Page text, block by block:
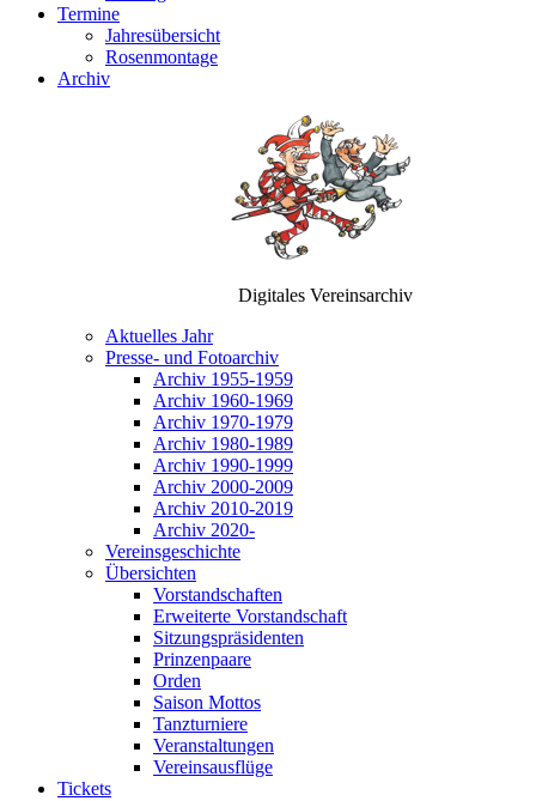
Termine
Jahresübersicht
Rosenmontage
Archiv
Digitales Vereinsarchiv
Aktuelles Jahr
Presse- und Fotoarchiv
Archiv 1955-1959
Archiv 1960-1969
Archiv 1970-1979
Archiv 1980-1989
Archiv 1990-1999
Archiv 2000-2009
Archiv 2010-2019
Archiv 2020-
Vereinsgeschichte
Übersichten
Vorstandschaften
Erweiterte Vorstandschaft
Sitzungspräsidenten
Prinzenpaare
Orden
Saison Mottos
Tanzturniere
Veranstaltungen
Vereinsausflüge
Tickets